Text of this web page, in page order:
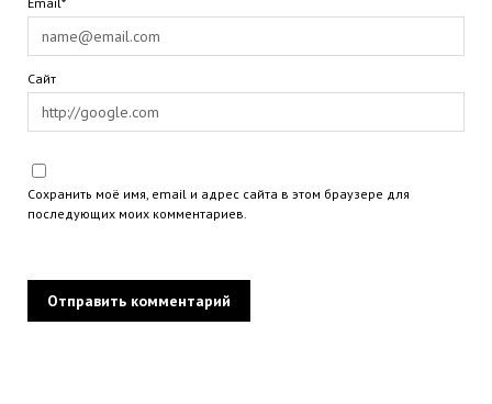
Сайт
Сохранить моё имя, email и адрес сайта в этом браузере для
последующих моих комментариев.